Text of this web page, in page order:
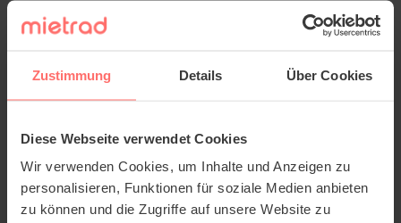
Zustimmung Details Über Cookies
Diese Webseite verwendet Cookies
Wir verwenden Cookies, um Inhalte und Anzeigen zu
personalisieren, Funktionen für soziale Medien anbieten
zu können und die Zugriffe auf unsere Website zu